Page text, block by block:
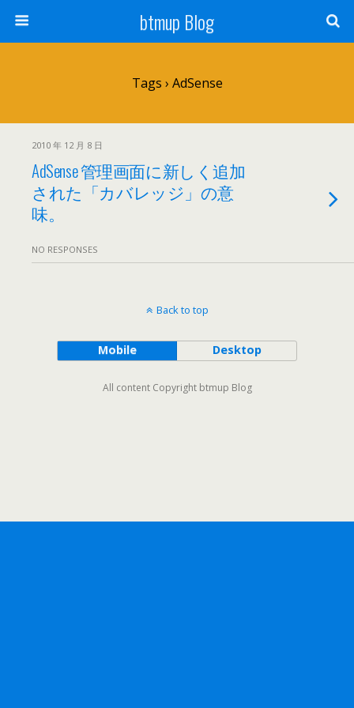
btmup Blog
Tags › AdSense
2010 年 12 月 8 日
AdSense 管理画面に新しく追加
された「カバレッジ」の意
味。
NO RESPONSES
Back to top
Mobile Desktop
All content Copyright btmup Blog